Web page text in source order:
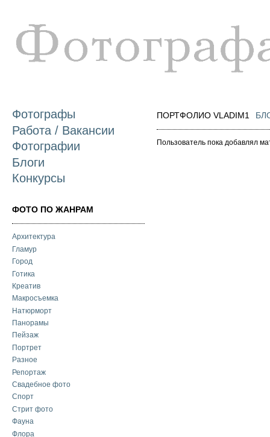
Фотографы
Работа / Вакансии
Фотографии
Блоги
Конкурсы
ФОТО ПО ЖАНРАМ
Архитектура
Гламур
Город
Готика
Креатив
Макросъемка
Натюрморт
Панорамы
Пейзаж
Портрет
Разное
Репортаж
Свадебное фото
Спорт
Стрит фото
Фауна
Флора
ПОРТФОЛИО VLADIM1
Пользователь пока добавлял